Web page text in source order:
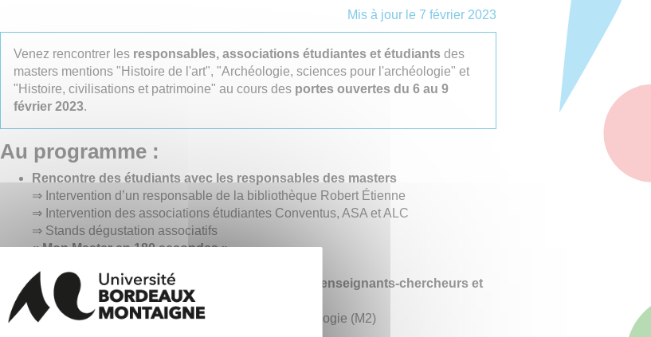
Mis à jour le 7 février 2023
Venez rencontrer les responsables, associations étudiantes et étudiants des
masters mentions "Histoire de l'art", "Archéologie, sciences pour l'archéologie" et
"Histoire, civilisations et patrimoine" au cours des portes ouvertes du 6 au 9
février 2023.
Au programme :
Rencontre des étudiants avec les responsables des masters
⇒ Intervention d’un responsable de la bibliothèque Robert Étienne
⇒ Intervention des associations étudiantes Conventus, ASA et ALC
⇒ Stands dégustation associatifs
« Mon Master en 180 secondes »
Parcours : rencontres avec les responsables et enseignants-chercheurs et
des étudiants de master
⇒ Archéologie/archéométrie, Ingénierie de l’archéologie (M2)